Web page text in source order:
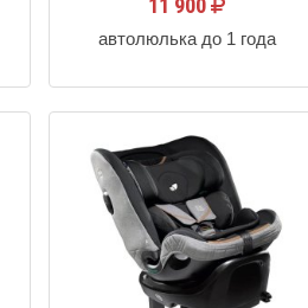
11 900
автолюлька до 1 года